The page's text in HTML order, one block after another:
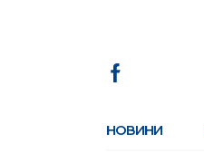
НОВИНИ